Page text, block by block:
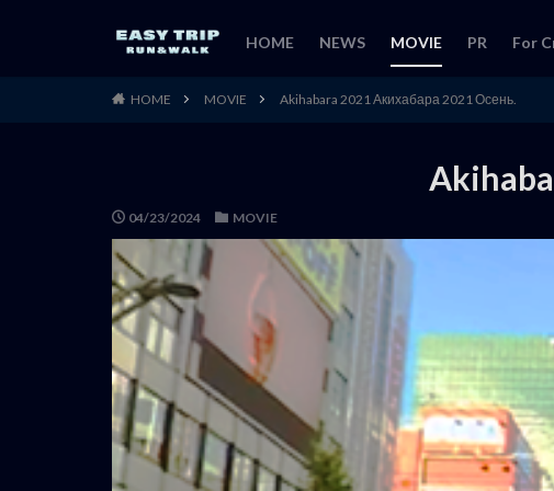
HOME NEWS MOVIE PR For
HOME MOVIE Akihabara 2021 Акихабара 2021 Осень.
04/23/2024 MOVIE